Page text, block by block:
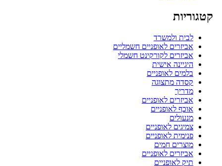
קטגוריות
לבית ולמשרד
אביזרים לאופניים חשמליים
אביזרים לקורקינט חשמלי
היגיינה אישית
בלמים לאופניים
קסדה מתצוגה
מדריך
אביזרים לאופניים
אוכף לאופניים
מנעולים
צמיגים לאופניים
פנימית לאופניים
מוצרים חמים
אביזרים לאופניים
תיק לאופניים